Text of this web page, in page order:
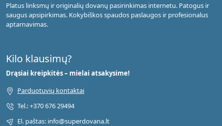
Platus linksmų ir originalių dovanų pasirinkimas internetu. Patogus ir
saugus apsipirkimas. Kokybiškos spaudos paslaugos ir profesionalus
aptarnavimas.
Kilo klausimų?
Drąsiai kreipkitės – mielai atsakysime!
Parduotuvių kontaktai
Tel.: +370 676 29494
El. paštas: info@superdovana.lt